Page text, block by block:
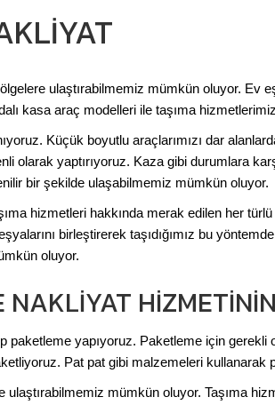
ulaştırabilmemiz mümkün oluyor. Ev
kasa araç modelleri ile taşıma
Küçük boyutlu araçlarımızı dar
olarak yaptırıyoruz. Kaza gibi durumlara
bir şekilde ulaşabilmemiz mümkün oluyor.
hizmetleri hakkında merak edilen her
birleştirerek taşıdığımız bu
oluyor.
paketleme yapıyoruz. Paketleme için
Pat pat gibi malzemeleri kullanarak
ulaştırabilmemiz mümkün oluyor. Taşıma